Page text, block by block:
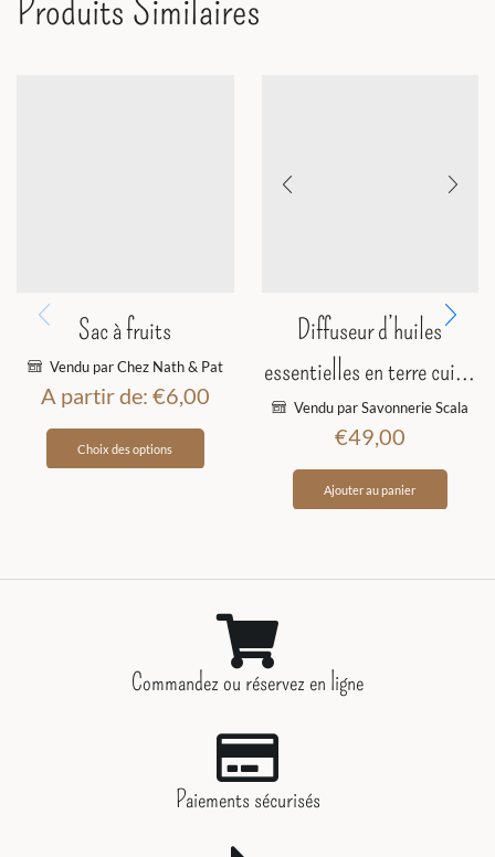
Sac à fruits
Vendu par Chez Nath & Pat
A partir de: €6,00
Choix des options
Diffuseur d’huiles
essentielles en terre cui...
Vendu par Savonnerie Scala
€49,00
Ajouter au panier
Commandez ou réservez en ligne
Paiements sécurisés